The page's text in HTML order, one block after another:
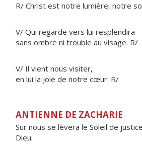
R/ Christ est notre lumière, notre
V/ Qui regarde vers lui resplendira
sans ombre ni trouble au visage. R/
V/ Il vient nous visiter,
en lui la joie de notre cœur. R/
ANTIENNE DE ZACHARIE
Sur nous se lèvera le Soleil de
Dieu.